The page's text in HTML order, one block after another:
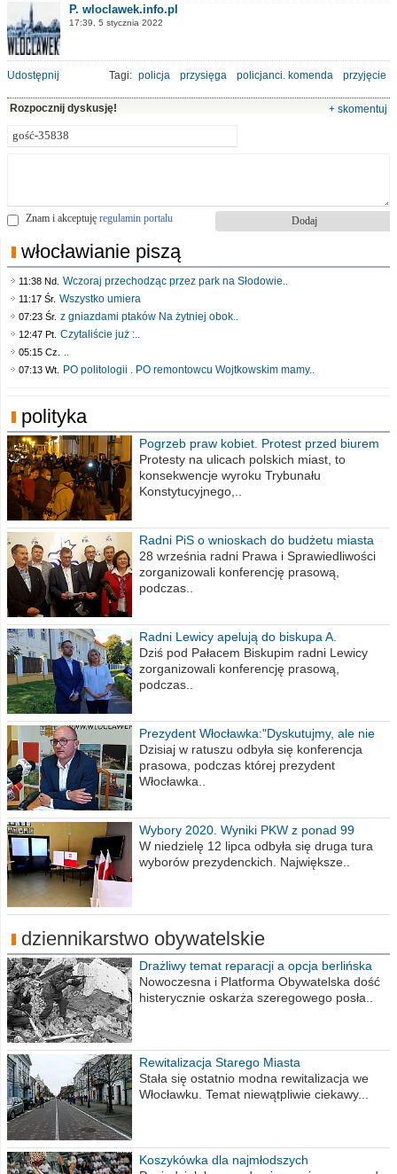
P. wloclawek.info.pl
17:39, 5 stycznia 2022
Udostępnij Tagi: policja przysięga policjanci. komenda przyjęcie
Rozpocznij dyskusję! + skomentuj
Znam i akceptuję regulamin portalu
włocławianie piszą
11:38 Nd. Wczoraj przechodząc przez park na Słodowie..
11:17 Śr. Wszystko umiera
07:23 Śr. z gniazdami ptaków Na żytniej obok..
12:47 Pt. Czytaliście już :..
05:15 Cz. ..
07:13 Wt. PO politologii . PO remontowcu Wojtkowskim mamy..
polityka
Pogrzeb praw kobiet. Protest przed biurem
poselskim PiS
Protesty na ulicach polskich miast, to
konsekwencje wyroku Trybunału
Konstytucyjnego,..
Radni PiS o wnioskach do budżetu miasta
na 2021 rok
28 września radni Prawa i Sprawiedliwości
zorganizowali konferencję prasową,
podczas..
Radni Lewicy apelują do biskupa A.
Wiesława Meringa
Dziś pod Pałacem Biskupim radni Lewicy
zorganizowali konferencję prasową,
podczas..
Prezydent Włocławka:"Dyskutujmy, ale nie
obrażajmy się”
Dzisiaj w ratuszu odbyła się konferencja
prasowa, podczas której prezydent
Włocławka..
Wybory 2020. Wyniki PKW z ponad 99
procent obwodów
W niedzielę 12 lipca odbyła się druga tura
wyborów prezydenckich. Największe..
dziennikarstwo obywatelskie
Drażliwy temat reparacji a opcja berlińska
Nowoczesna i Platforma Obywatelska dość
histerycznie oskarża szeregowego posła..
Rewitalizacja Starego Miasta
Stała się ostatnio modna rewitalizacja we
Włocławku. Temat niewątpliwie ciekawy...
Koszykówka dla najmłodszych